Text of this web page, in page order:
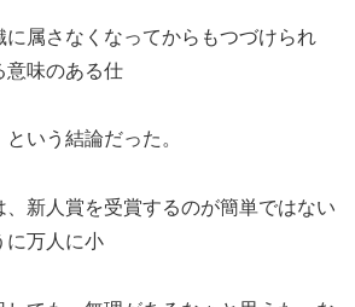
属さなくなってからもつづけられ
意味のある仕
いう結論だった。
新人賞を受賞するのが簡単ではない
に万人に小